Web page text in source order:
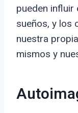
pueden influir
sueños, y los
nuestra
mismos y